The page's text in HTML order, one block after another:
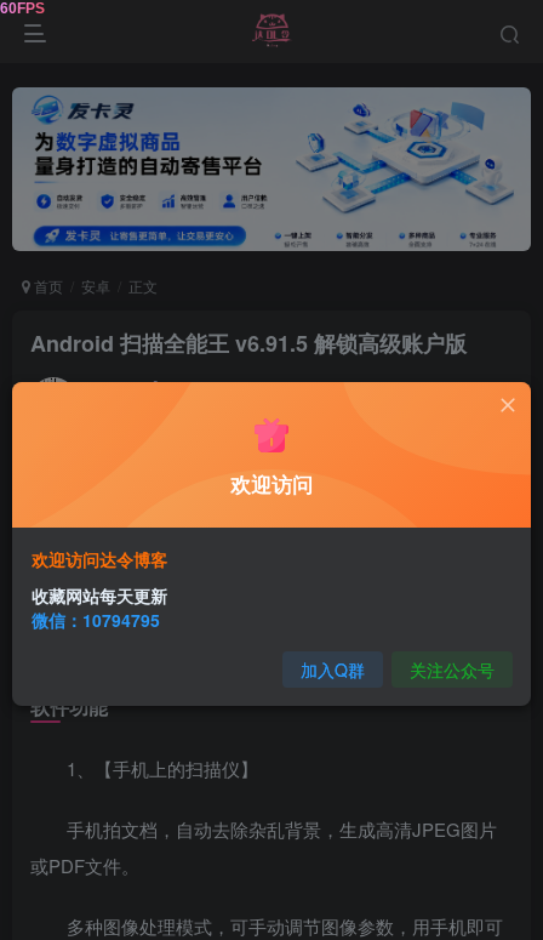
首页 安卓 正文
Android 扫描全能王 v6.91.5 解锁高级账户版
鹿鸣 关注
质文档内容显示在手机上，还可以将拍摄的照片转换为PDF
软件功能
1、【手机上的扫描仪】
手机拍文档，自动去除杂乱背景，生成高清JPEG图片
或PDF文件。
多种图像处理模式，可手动调节图像参数，用手机即可
欢迎访问
欢迎访问达令博客
收藏网站每天更新
微信：10794795
加入Q群 关注公众号